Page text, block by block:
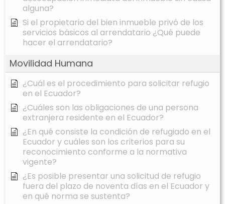
alguna?
Si el propietario del bien inmueble privó de los
servicios básicos al arrendatario ¿Qué puede
hacer el arrendatario?
Movilidad Humana
¿Cuál es el procedimiento para solicitar refugio
en el Ecuador?
¿Cuáles son las obligaciones de una persona
extranjera residente en el Ecuador?
¿En qué consiste la condición de refugiado en el
Ecuador y cuáles son los criterios para su
reconocimiento conforme a la normativa
vigente?
¿Es posible presentar una solicitud de refugio
fuera del plazo de noventa días en el Ecuador y
en qué norma se sustenta?